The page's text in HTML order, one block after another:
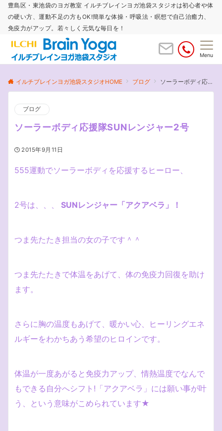
豊島区・東池袋のヨガ教室 イルチブレインヨガ池袋スタジオは初心者や体
の硬い方、運動不足の方もOK!簡単な体操・呼吸法・瞑想で自己治癒力、
免疫力がアップ。若々しく元気な毎日を！
Menu
イルチブレインヨガ池袋スタジオHOME ブログ ソーラーボディ応援隊SUNレンジャー2号
ブログ
ソーラーボディ応援隊SUNレンジャー2号
2015年9月11日
555運動でソーラーボディを応援するヒーロー、
2号は、、、 SUNレンジャー「アクアベラ」！
つま先たたき担当の女の子です＾＾
つま先たたきで体温をあげて、体の免疫力回復を助け
ます。
さらに胸の温度もあげて、暖かい心、ヒーリングエネ
ルギーをわかちあう希望のヒロインです。
体温が一度あがると免疫力アップ、情熱温度でなんで
もできる自分へシフト!「アクアベラ」には願い事が叶
う、という意味がこめられています★